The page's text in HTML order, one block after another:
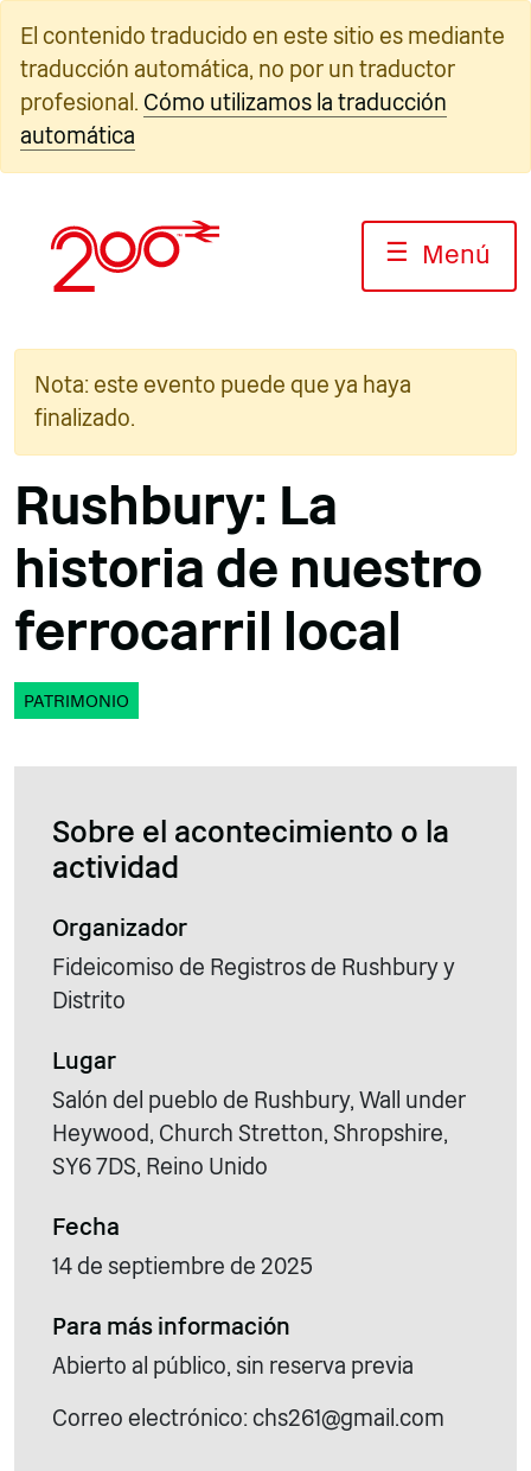
contenido
El contenido traducido en este sitio es mediante
traducción automática, no por un traductor
profesional. Cómo utilizamos la traducción
automática
☰ Menú
Nota: este evento puede que ya haya
finalizado.
Rushbury: La
historia de nuestro
ferrocarril local
PATRIMONIO
Sobre el acontecimiento o la
actividad
Organizador
Fideicomiso de Registros de Rushbury y
Distrito
Lugar
Salón del pueblo de Rushbury, Wall under
Heywood, Church Stretton, Shropshire,
SY6 7DS, Reino Unido
Fecha
14 de septiembre de 2025
Para más información
Abierto al público, sin reserva previa
Correo electrónico: chs261@gmail.com